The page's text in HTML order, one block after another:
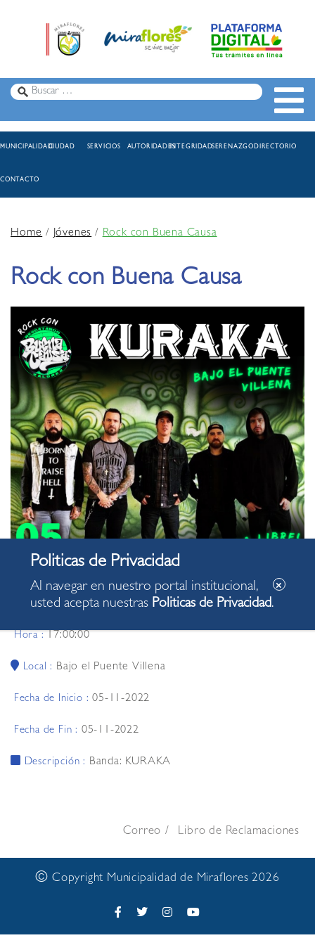
MUNICIPALIDADCIUDAD SERVICIOS AUTORIDADESINTEGRIDADSERENAZGODIRECTORIO
CONTACTO
Home/ Jóvenes/Rock con Buena Causa
Rock con Buena Causa
Hora : 17:00:00
Local : Bajo el Puente Villena
Fecha de Inicio :05-11-2022
Fecha de Fin : 05-11-2022
Descripción : Banda: KURAKA
Correo Libro de Reclamaciones
© Copyright Municipalidad de Miraflores 2026
Al navegar en nuestro portal institucional,
usted acepta nuestras Politicas de Privacidad.